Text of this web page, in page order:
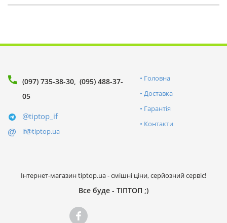
(097) 735-38-30 (095) 488-37-
05
@tiptop_if
if@tiptop.ua
Головна
Доставка
Гарантія
Контакти
Інтернет-магазин tiptop.ua - смішні ціни, серйозний сервіс!
Все буде - ТІПТОП ;)